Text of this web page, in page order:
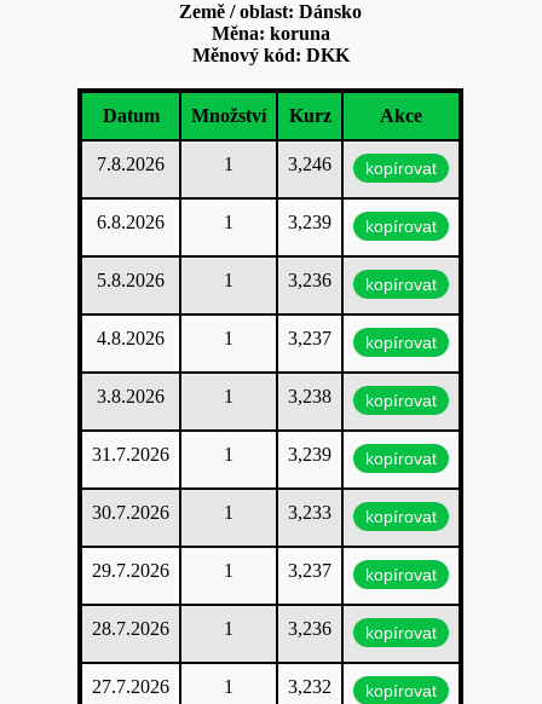
Země / oblast: Dánsko
Měna: koruna
Měnový kód: DKK
Datum Množství Kurz Akce
7.8.2026 1 3,246 kopírovat
6.8.2026 1 3,239 kopírovat
5.8.2026 1 3,236 kopírovat
4.8.2026 1 3,237 kopírovat
3.8.2026 1 3,238 kopírovat
31.7.2026 1 3,239 kopírovat
30.7.2026 1 3,233 kopírovat
29.7.2026 1 3,237 kopírovat
28.7.2026 1 3,236 kopírovat
27.7.2026 1 3,232 kopírovat